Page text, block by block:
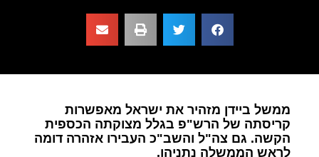
ממשל ביידן מזהיר את ישראל מאפשרות
קריסתה של הרש"פ בגלל מצוקתה הכספית
הקשה. גם צה"ל והשב"כ העבירו אזהרה דומה
לראש הממשלה נתניהו.